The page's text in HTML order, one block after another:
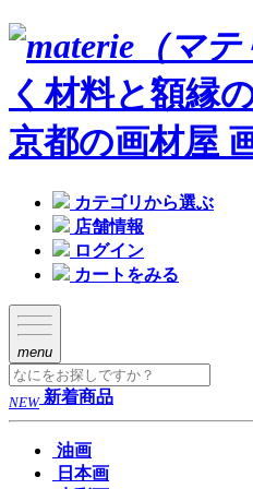
く材料と額縁
京都の画材屋
カテゴリから選ぶ
店舗情報
ログイン
カートをみる
menu
NEW 新着商品
油画
日本画